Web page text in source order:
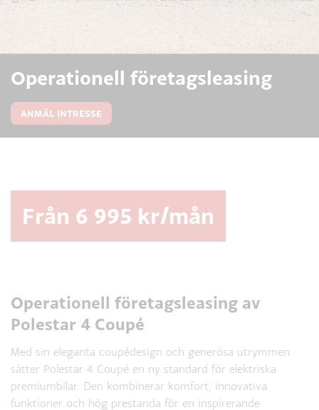
Operationell företagsleasing
ANMÄL INTRESSE
Operationell företagsleasing av
Polestar 4 Coupé
Med sin eleganta coupédesign och generösa utrymmen
sätter Polestar 4 Coupé en ny standard för elektriska
premiumbilar. Den kombinerar komfort, innovativa
funktioner och hög prestanda för en inspirerande
Från 6 995 kr/mån